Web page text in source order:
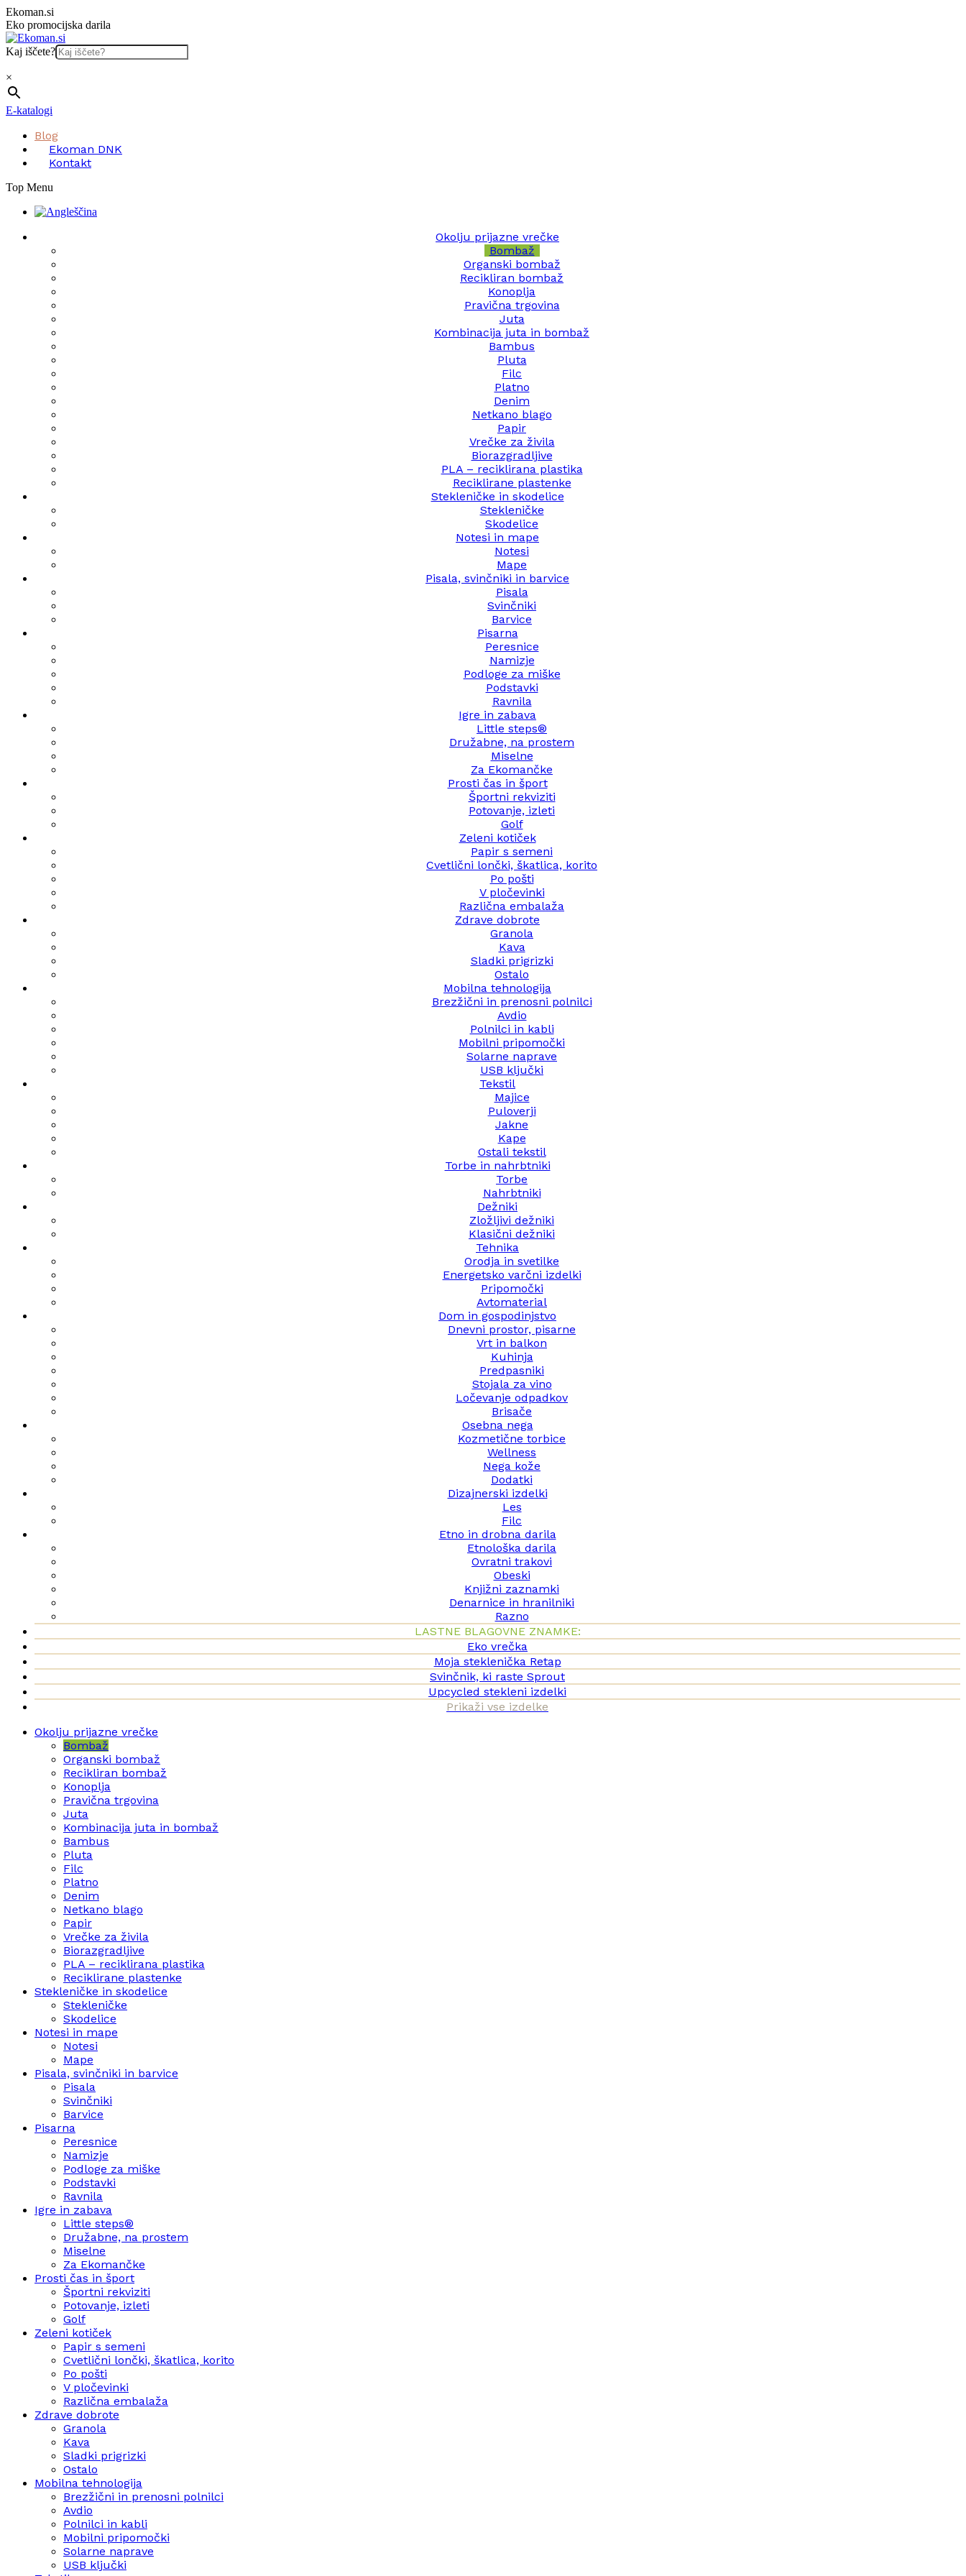
Skip
to
content
Ekoman.si
Eko promocijska darila
Kaj iščete?
×
E-katalogi
Blog
Ekoman DNK
Kontakt
Top Menu
Okolju prijazne vrečke
Bombaž
Organski bombaž
Recikliran bombaž
Konoplja
Pravična trgovina
Juta
Kombinacija juta in bombaž
Bambus
Pluta
Filc
Platno
Denim
Netkano blago
Papir
Vrečke za živila
Biorazgradljive
PLA – reciklirana plastika
Reciklirane plastenke
Stekleničke in skodelice
Stekleničke
Skodelice
Notesi in mape
Notesi
Mape
Pisala, svinčniki in barvice
Pisala
Svinčniki
Barvice
Pisarna
Peresnice
Namizje
Podloge za miške
Podstavki
Ravnila
Igre in zabava
Little steps®
Družabne, na prostem
Miselne
Za Ekomančke
Prosti čas in šport
Športni rekviziti
Potovanje, izleti
Golf
Zeleni kotiček
Papir s semeni
Cvetlični lončki, škatlica, korito
Po pošti
V pločevinki
Različna embalaža
Zdrave dobrote
Granola
Kava
Sladki prigrizki
Ostalo
Mobilna tehnologija
Brezžični in prenosni polnilci
Avdio
Polnilci in kabli
Mobilni pripomočki
Solarne naprave
USB ključki
Tekstil
Majice
Puloverji
Jakne
Kape
Ostali tekstil
Torbe in nahrbtniki
Torbe
Nahrbtniki
Dežniki
Zložljivi dežniki
Klasični dežniki
Tehnika
Orodja in svetilke
Energetsko varčni izdelki
Pripomočki
Avtomaterial
Dom in gospodinjstvo
Dnevni prostor, pisarne
Vrt in balkon
Kuhinja
Predpasniki
Stojala za vino
Ločevanje odpadkov
Brisače
Osebna nega
Kozmetične torbice
Wellness
Nega kože
Dodatki
Dizajnerski izdelki
Les
Filc
Etno in drobna darila
Etnološka darila
Ovratni trakovi
Obeski
Knjižni zaznamki
Denarnice in hranilniki
Razno
LASTNE BLAGOVNE ZNAMKE:
Eko vrečka
Moja steklenička Retap
Svinčnik, ki raste Sprout
Upcycled stekleni izdelki
Prikaži vse izdelke
Okolju prijazne vrečke
Bombaž
Organski bombaž
Recikliran bombaž
Konoplja
Pravična trgovina
Juta
Kombinacija juta in bombaž
Bambus
Pluta
Filc
Platno
Denim
Netkano blago
Papir
Vrečke za živila
Biorazgradljive
PLA – reciklirana plastika
Reciklirane plastenke
Stekleničke in skodelice
Stekleničke
Skodelice
Notesi in mape
Notesi
Mape
Pisala, svinčniki in barvice
Pisala
Svinčniki
Barvice
Pisarna
Peresnice
Namizje
Podloge za miške
Podstavki
Ravnila
Igre in zabava
Little steps®
Družabne, na prostem
Miselne
Za Ekomančke
Prosti čas in šport
Športni rekviziti
Potovanje, izleti
Golf
Zeleni kotiček
Papir s semeni
Cvetlični lončki, škatlica, korito
Po pošti
V pločevinki
Različna embalaža
Zdrave dobrote
Granola
Kava
Sladki prigrizki
Ostalo
Mobilna tehnologija
Brezžični in prenosni polnilci
Avdio
Polnilci in kabli
Mobilni pripomočki
Solarne naprave
USB ključki